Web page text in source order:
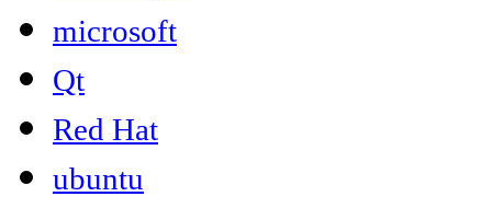
microsoft
Qt
Red Hat
ubuntu